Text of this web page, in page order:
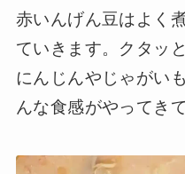
赤いんげん豆はよく
ていきます。クタッ
にんじんやじゃがい
んな食感がやってき